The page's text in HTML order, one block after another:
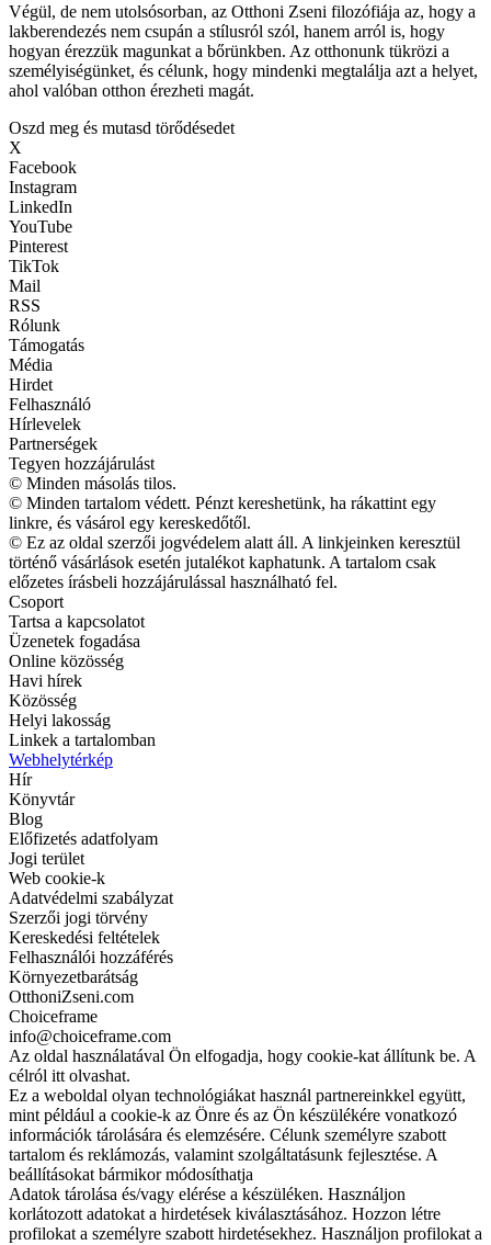
Végül, de nem utolsósorban, az Otthoni Zseni filozófiája az, hogy a
lakberendezés nem csupán a stílusról szól, hanem arról is, hogy
hogyan érezzük magunkat a bőrünkben. Az otthonunk tükrözi a
személyiségünket, és célunk, hogy mindenki megtalálja azt a helyet,
ahol valóban otthon érezheti magát.
Oszd meg és mutasd törődésedet
X
Facebook
Instagram
LinkedIn
YouTube
Pinterest
TikTok
Mail
RSS
Rólunk
Támogatás
Média
Hirdet
Felhasználó
Hírlevelek
Partnerségek
Tegyen hozzájárulást
© Minden másolás tilos.
© Minden tartalom védett. Pénzt kereshetünk, ha rákattint egy
linkre, és vásárol egy kereskedőtől.
© Ez az oldal szerzői jogvédelem alatt áll. A linkjeinken keresztül
történő vásárlások esetén jutalékot kaphatunk. A tartalom csak
előzetes írásbeli hozzájárulással használható fel.
Csoport
Tartsa a kapcsolatot
Üzenetek fogadása
Online közösség
Havi hírek
Közösség
Helyi lakosság
Linkek a tartalomban
Webhelytérkép
Hír
Könyvtár
Blog
Előfizetés adatfolyam
Jogi terület
Web cookie-k
Adatvédelmi szabályzat
Szerzői jogi törvény
Kereskedési feltételek
Felhasználói hozzáférés
Környezetbarátság
OtthoniZseni.com
Choiceframe
info@choiceframe.com
Az oldal használatával Ön elfogadja, hogy cookie-kat állítunk be. A
célról itt olvashat.
Ez a weboldal olyan technológiákat használ partnereinkkel együtt,
mint például a cookie-k az Önre és az Ön készülékére vonatkozó
információk tárolására és elemzésére. Célunk személyre szabott
tartalom és reklámozás, valamint szolgáltatásunk fejlesztése. A
beállításokat bármikor módosíthatja
Adatok tárolása és/vagy elérése a készüléken. Használjon
korlátozott adatokat a hirdetések kiválasztásához. Hozzon létre
profilokat a személyre szabott hirdetésekhez. Használjon profilokat a